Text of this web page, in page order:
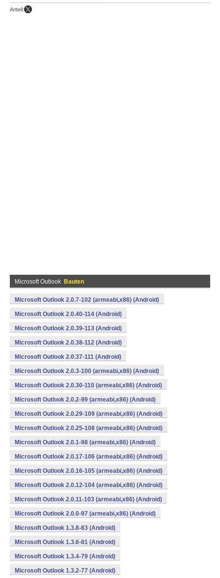
Anteil:
Microsoft Outlook Bauten
Microsoft Outlook 2.0.7-102 (armeabi,x86) (Android)
Microsoft Outlook 2.0.40-114 (Android)
Microsoft Outlook 2.0.39-113 (Android)
Microsoft Outlook 2.0.38-112 (Android)
Microsoft Outlook 2.0.37-111 (Android)
Microsoft Outlook 2.0.3-100 (armeabi,x86) (Android)
Microsoft Outlook 2.0.30-110 (armeabi,x86) (Android)
Microsoft Outlook 2.0.2-99 (armeabi,x86) (Android)
Microsoft Outlook 2.0.29-109 (armeabi,x86) (Android)
Microsoft Outlook 2.0.25-108 (armeabi,x86) (Android)
Microsoft Outlook 2.0.1-98 (armeabi,x86) (Android)
Microsoft Outlook 2.0.17-106 (armeabi,x86) (Android)
Microsoft Outlook 2.0.16-105 (armeabi,x86) (Android)
Microsoft Outlook 2.0.12-104 (armeabi,x86) (Android)
Microsoft Outlook 2.0.11-103 (armeabi,x86) (Android)
Microsoft Outlook 2.0.0-97 (armeabi,x86) (Android)
Microsoft Outlook 1.3.8-83 (Android)
Microsoft Outlook 1.3.6-81 (Android)
Microsoft Outlook 1.3.4-79 (Android)
Microsoft Outlook 1.3.2-77 (Android)